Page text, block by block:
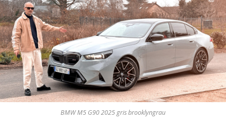
BMW M5 G90 2025 gris brooklyngrau